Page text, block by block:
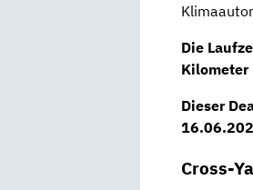
Die
Kilometer
Dieser
Cross-